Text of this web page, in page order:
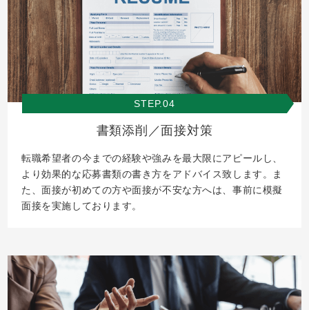
STEP.04
書類添削／面接対策
転職希望者の今までの経験や強みを最大限にアピールし、
より効果的な応募書類の書き方をアドバイス致します。ま
た、面接が初めての方や面接が不安な方へは、事前に模擬
面接を実施しております。